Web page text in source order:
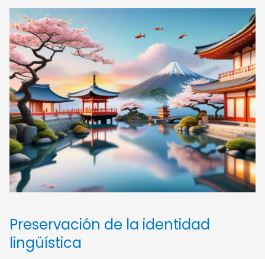
Preservación de la identidad
lingüística